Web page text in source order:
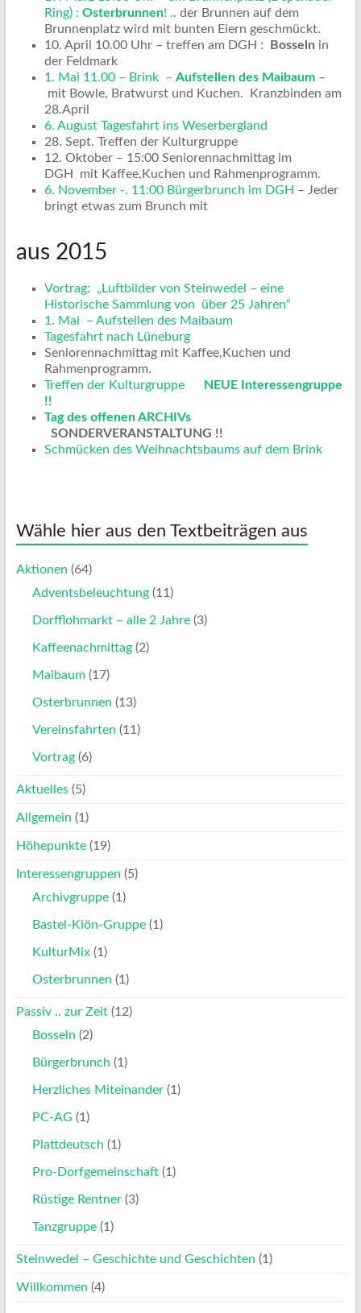
Ring) : Osterbrunnen! .. der Brunnen auf dem
Brunnenplatz wird mit bunten Eiern geschmückt.
10. April 10.00 Uhr – treffen am DGH :
Bosseln in
der Feldmark
1. Mai 11.00 – Brink – Aufstellen des Maibaum–
mit Bowle, Bratwurst und Kuchen. Kranzbinden am
28.April
6. August Tagesfahrt ins Weserbergland
28. Sept. Treffen der Kulturgruppe
12. Oktober – 15:00 Seniorennachmittag im
DGH mit Kaffee,Kuchen und Rahmenprogramm.
6. November -. 11:00 Bürgerbrunch im DGH – Jeder
bringt etwas zum Brunch mit
aus 2015
Vortrag: „Luftbilder von Steinwedel – eine
Historische Sammlung von über 25 Jahren“
1. Mai – Aufstellen des Maibaum
Tagesfahrt nach Lüneburg
Seniorennachmittag mit Kaffee,Kuchen und
Rahmenprogramm.
Treffen der Kulturgruppe
NEUE Interessengruppe
!!
Tag des offenen ARCHIVs
SONDERVERANSTALTUNG !!
Schmücken des Weihnachtsbaums auf dem Brink
Wähle hier aus den Textbeiträgen aus
Aktionen (64)
Adventsbeleuchtung(11)
Dorfflohmarkt – alle 2 Jahre(3)
Kaffeenachmittag(2)
Maibaum(17)
Osterbrunnen (13)
Vereinsfahrten (11)
Vortrag(6)
Aktuelles(5)
Allgemein (1)
Höhepunkte(19)
Interessengruppen (5)
Archivgruppe(1)
Bastel-Klön-Gruppe(1)
KulturMix(1)
Osterbrunnen (1)
Passiv .. zur Zeit(12)
Bosseln (2)
Bürgerbrunch (1)
Herzliches Miteinander(1)
PC-AG (1)
Plattdeutsch (1)
Pro-Dorfgemeinschaft(1)
Rüstige Rentner(3)
Tanzgruppe(1)
Steinwedel – Geschichte und Geschichten (1)
Willkommen (4)